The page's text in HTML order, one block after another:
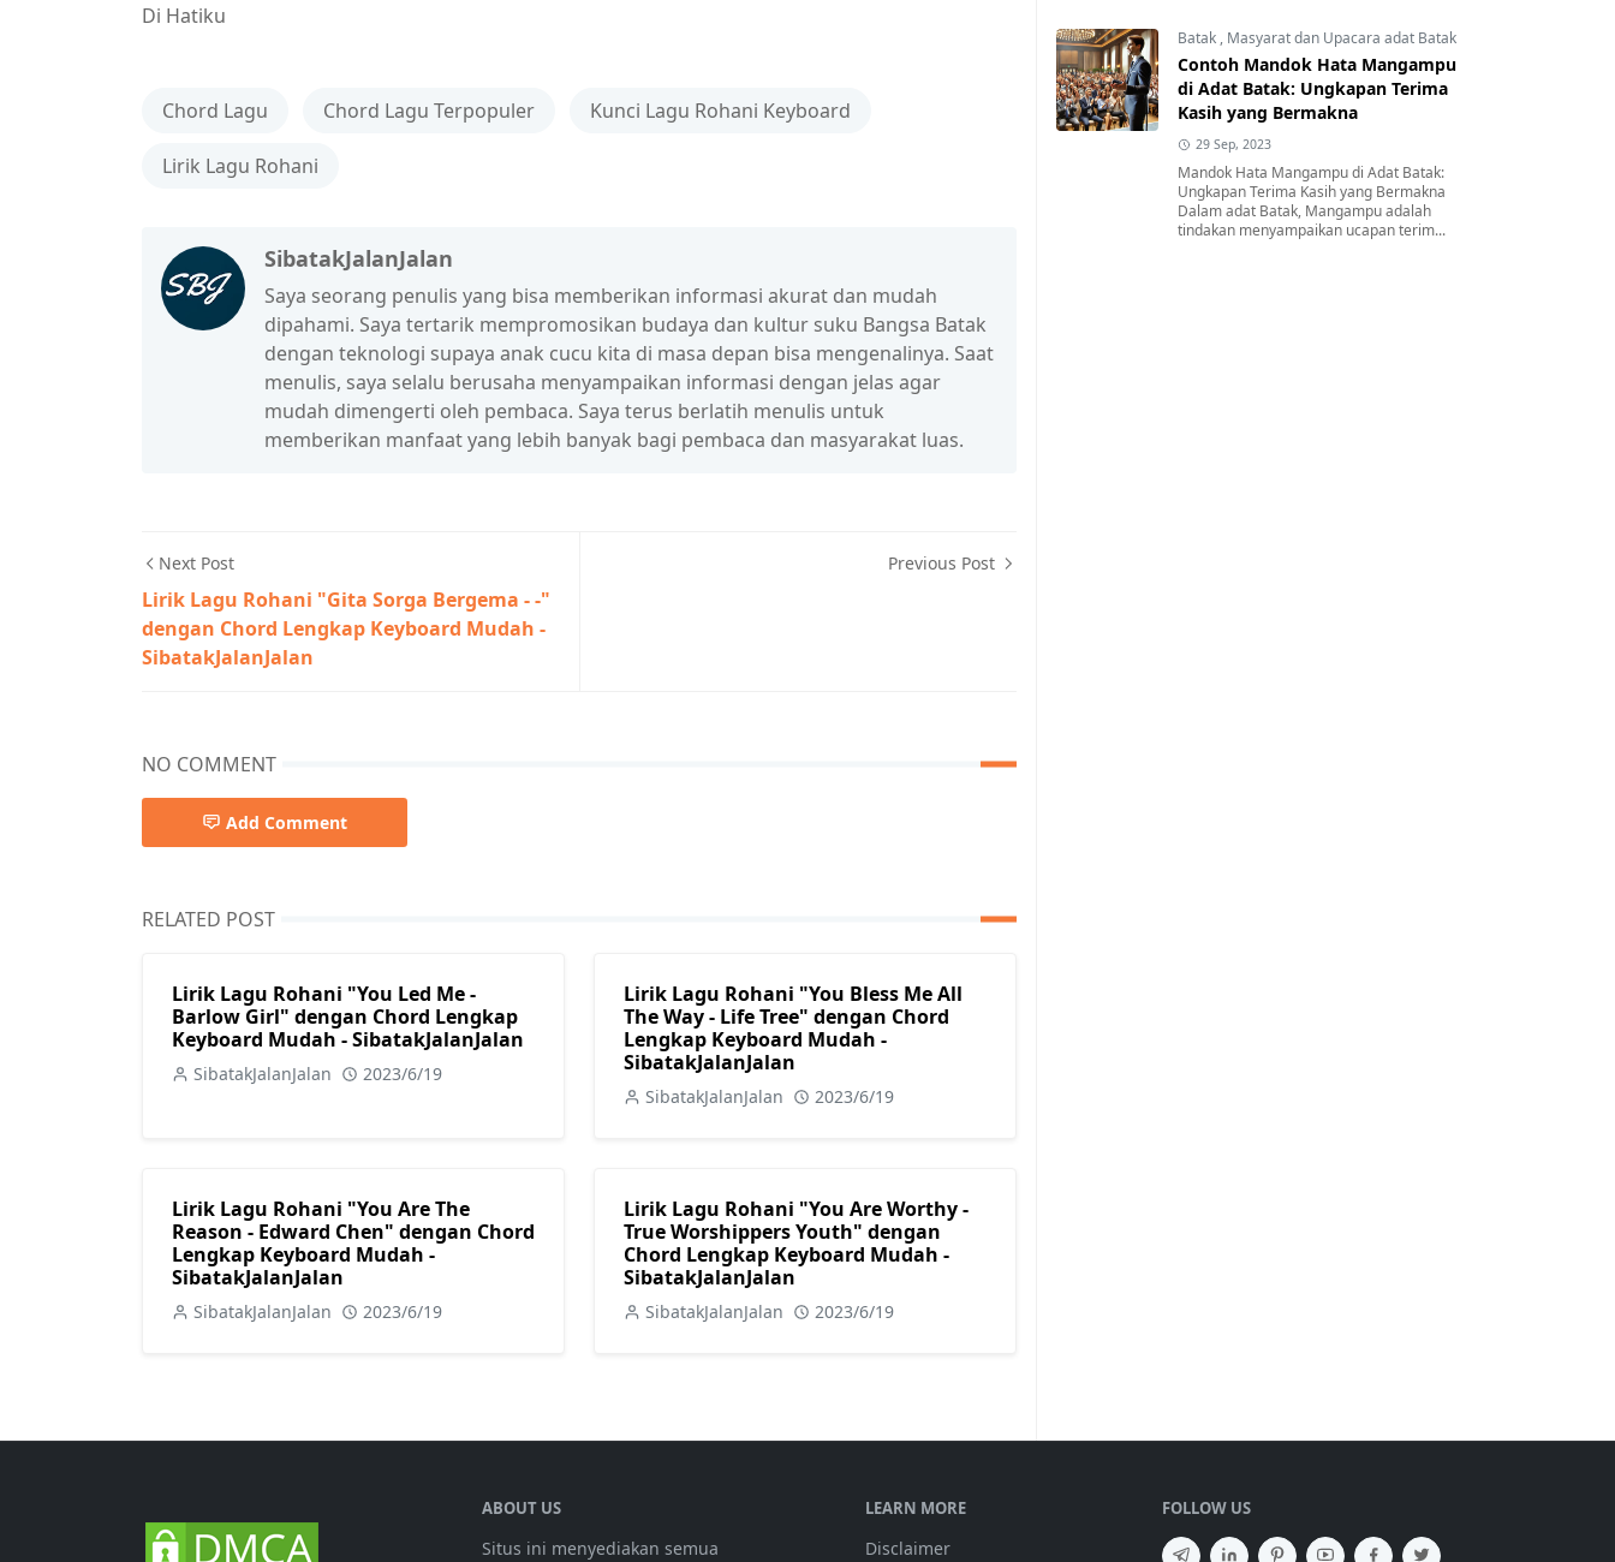
Di Hatiku
Chord Lagu Chord Lagu Terpopuler Kunci Lagu Rohani Keyboard
Lirik Lagu Rohani
SibatakJalanJalan
Saya seorang penulis yang bisa memberikan informasi akurat dan mudah
dipahami. Saya tertarik mempromosikan budaya dan kultur suku Bangsa Batak
dengan teknologi supaya anak cucu kita di masa depan bisa mengenalinya. Saat
menulis, saya selalu berusaha menyampaikan informasi dengan jelas agar
mudah dimengerti oleh pembaca. Saya terus berlatih menulis untuk
memberikan manfaat yang lebih banyak bagi pembaca dan masyarakat luas.
Next Post
Lirik Lagu Rohani "Gita Sorga Bergema - -"
dengan Chord Lengkap Keyboard Mudah -
SibatakJalanJalan
Previous Post
NO COMMENT
Add Comment
RELATED POST
Lirik Lagu Rohani "You Led Me -
Barlow Girl" dengan Chord Lengkap
Keyboard Mudah - SibatakJalanJalan
SibatakJalanJalan 2023/6/19
Lirik Lagu Rohani "You Bless Me All
The Way - Life Tree" dengan Chord
Lengkap Keyboard Mudah -
SibatakJalanJalan
SibatakJalanJalan 2023/6/19
Lirik Lagu Rohani "You Are The
Reason - Edward Chen" dengan Chord
Lengkap Keyboard Mudah -
SibatakJalanJalan
SibatakJalanJalan 2023/6/19
Lirik Lagu Rohani "You Are Worthy -
True Worshippers Youth" dengan
Chord Lengkap Keyboard Mudah -
SibatakJalanJalan
SibatakJalanJalan 2023/6/19
Batak , Masyarat dan Upacara adat Batak
Contoh Mandok Hata Mangampu
di Adat Batak: Ungkapan Terima
Kasih yang Bermakna
29 Sep, 2023
Mandok Hata Mangampu di Adat Batak:
Ungkapan Terima Kasih yang Bermakna
Dalam adat Batak, Mangampu adalah
tindakan menyampaikan ucapan terim...
ABOUT US
Situs ini menyediakan semua
LEARN MORE
Disclaimer
FOLLOW US